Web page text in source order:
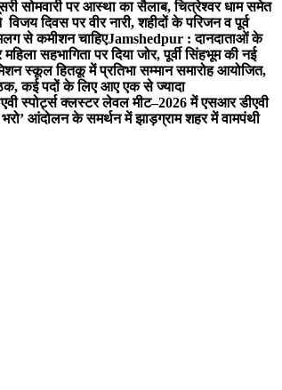
सोमवारी पर आस्था का सैलाब, चित्रेश्वर धाम समेत
दिवस पर वीर नारी, शहीदों के परिजन व पूर्व
से कमीशन चाहिएJamshedpur : दानदाताओं के
सहभागिता पर दिया जोर, पूर्वी सिंहभूम की नई
स्कूल हितकू में प्रतिभा सम्मान समारोह आयोजित,
कई पदों के लिए आए एक से ज्यादा
स्पोर्ट्स क्लस्टर लेवल मीट–2026 में एसआर डीएवी
आंदोलन के समर्थन में झाड़ग्राम शहर में वामपंथी